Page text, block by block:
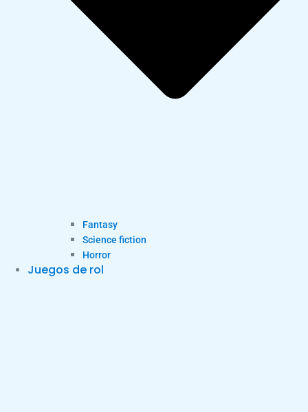
Fantasy
Science fiction
Horror
Juegos de rol